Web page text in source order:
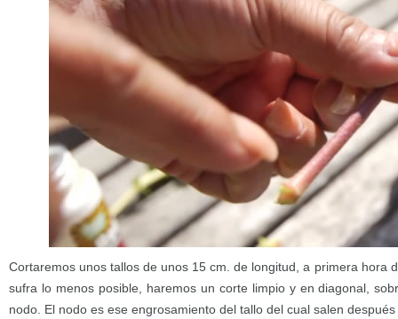
Cortaremos unos tallos de unos 15 cm. de longitud, a primera hora
sufra lo menos posible, haremos un corte limpio y en diagonal,
nodo. El nodo es ese engrosamiento del tallo del cual salen